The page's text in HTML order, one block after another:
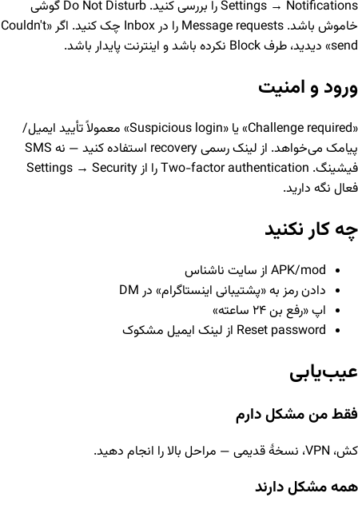
Settings → Notifications را بررسی کنید. Do Not Disturb گوشی
خاموش باشد. Message requests را در Inbox چک کنید. اگر «Couldn't
send» دیدید، طرف Block نکرده باشد و اینترنت پایدار باشد.
ورود و امنیت
«Challenge required» یا «Suspicious login» معمولاً تأیید ایمیل/
پیامک می‌خواهد. از لینک رسمی recovery استفاده کنید — نه SMS
فیشینگ. Two-factor authentication را از Settings → Security
فعال نگه دارید.
چه کار نکنید
APK/mod از سایت ناشناس
دادن رمز به «پشتیبانی اینستاگرام» در DM
اپ «رفع بن ۲۴ ساعته»
Reset password از لینک ایمیل مشکوک
عیب‌یابی
فقط من مشکل دارم
کش، VPN، نسخهٔ قدیمی — مراحل بالا را انجام دهید.
همه مشکل دارند